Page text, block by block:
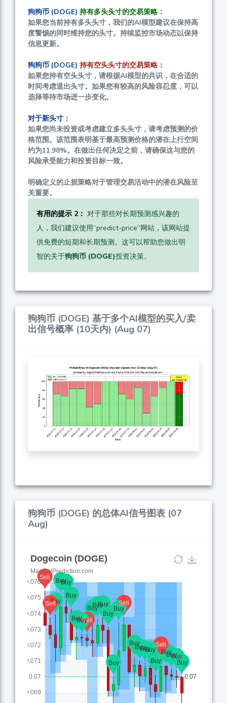
狗狗币 (DOGE) 持有多头头寸的交易策略：
如果您当前持有多头头寸，我们的AI模型建议在保持高
度警惕的同时维持您的头寸。持续监控市场动态以保持
信息更新。
狗狗币 (DOGE) 持有空头头寸的交易策略：
如果您持有空头头寸，请根据AI模型的共识，在合适的
时间考虑退出头寸。如果您有较高的风险容忍度，可以
选择等待市场进一步变化。
对于新头寸：
如果您尚未投资或考虑建立多头头寸，请考虑预测的价
格范围。该范围表明基于最高预测价格的潜在上行空间
约为11.98%。在做出任何决定之前，请确保这与您的
风险承受能力和投资目标一致。
明确定义的止损策略对于管理交易活动中的潜在风险至
关重要。
有用的提示 2： 对于那些对长期预测感兴趣的
人，我们建议使用“predict-price”网站，该网站提
供免费的短期和长期预测。这可以帮助您做出明
智的关于狗狗币 (DOGE)投资决策。
狗狗币 (DOGE) 基于多个AI模型的买入/卖
出信号概率 (10天内) (Aug 07)
狗狗币 (DOGE) 的总体AI信号图表 (07
Aug)